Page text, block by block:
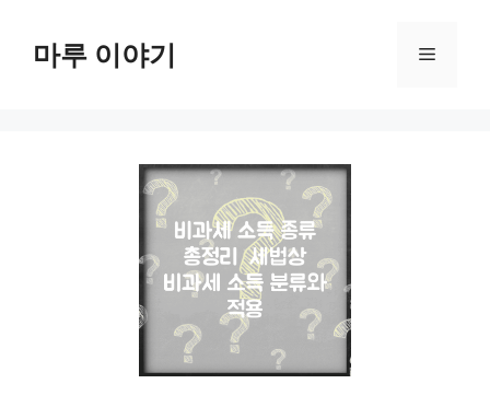
마루 이야기 메